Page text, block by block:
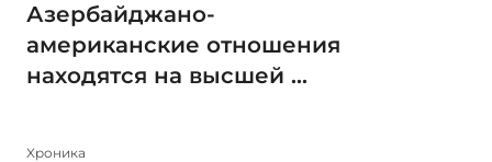
Азербайджано-
американские отношения
находятся на высшей ...
Xроника